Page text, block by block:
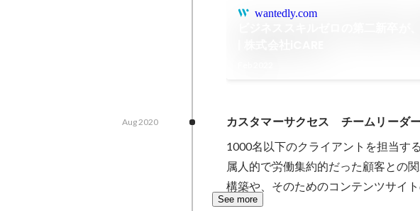
wantedly.com
カスタマーサクセス　チームリーダ
Aug 2020
1000名以下のクライアントを担当す
属人的で労働集約的だった顧客との
構築や、そのためのコンテンツサイ
See more